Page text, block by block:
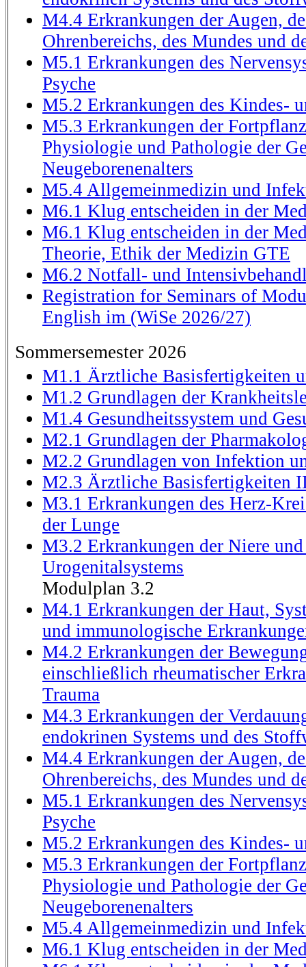
M4.4 Erkrankungen der Augen,
Ohrenbereichs, des Mundes und
M5.1 Erkrankungen des
Psyche
M5.2 Erkrankungen des Kindes-
M5.3 Erkrankungen der
Physiologie und Pathologie der
Neugeborenenalters
M5.4 Allgemeinmedizin und
M6.1 Klug entscheiden in der
M6.1 Klug entscheiden in der
Theorie, Ethik der Medizin GTE
M6.2 Notfall- und
Registration for Seminars of
English im (WiSe 2026/27)
Sommersemester 2026
M1.1 Ärztliche Basisfertigkeiten
M1.2 Grundlagen der
M1.4 Gesundheitssystem und
M2.1 Grundlagen der
M2.2 Grundlagen von Infektion
M2.3 Ärztliche Basisfertigkeiten
M3.1 Erkrankungen des Herz-
der Lunge
M3.2 Erkrankungen der Niere und
Urogenitalsystems
Modulplan 3.2
M4.1 Erkrankungen der Haut,
und immunologische
M4.2 Erkrankungen der
einschließlich rheumatischer
Trauma
M4.3 Erkrankungen der
endokrinen Systems und des
M4.4 Erkrankungen der Augen,
Ohrenbereichs, des Mundes und
M5.1 Erkrankungen des
Psyche
M5.2 Erkrankungen des Kindes-
M5.3 Erkrankungen der
Physiologie und Pathologie der
Neugeborenenalters
M5.4 Allgemeinmedizin und
M6.1 Klug entscheiden in der